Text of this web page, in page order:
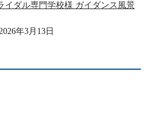
イダル専門学校様 ガイダンス風景
年3月13日